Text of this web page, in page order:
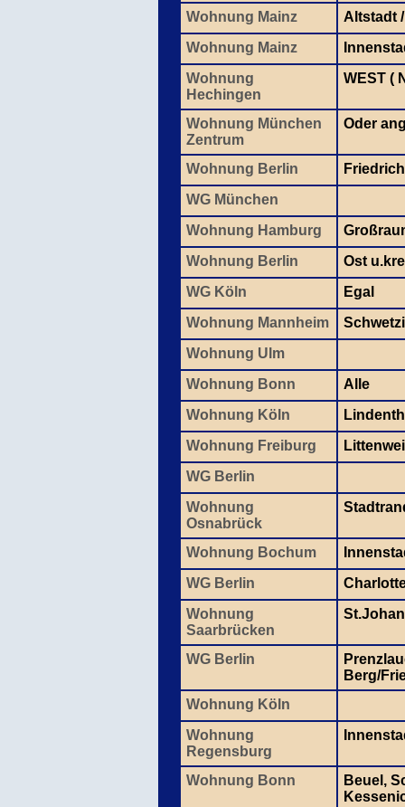
Wohnung Mainz
Altstadt
Wohnung Mainz
Wohnung
Hechingen
WEST (
Wohnung München
Zentrum
Oder
Wohnung Berlin
WG München
Wohnung Hamburg
Wohnung Berlin
Ost
WG Köln
Egal
Wohnung Mannheim
Wohnung Ulm
Wohnung Bonn
Alle
Wohnung Köln
Wohnung Freiburg
WG Berlin
Wohnung
Osnabrück
Wohnung Bochum
WG Berlin
Wohnung
Saarbrücken
WG Berlin
Berg/
Wohnung Köln
Wohnung
Regensburg
Wohnung Bonn
Beuel,